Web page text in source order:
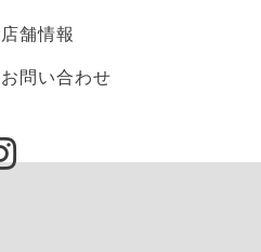
店舗情報
お問い合わせ